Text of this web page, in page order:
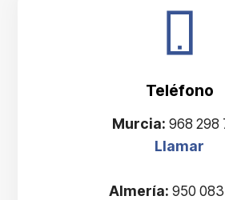
Teléfono
Murcia: 968 298
Llamar
Almería: 950